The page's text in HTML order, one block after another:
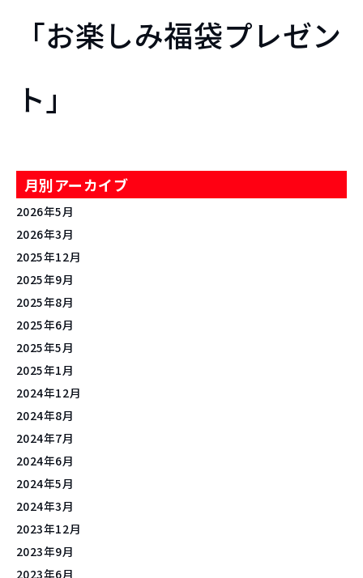
「お楽しみ福袋プレゼン
ト」
月別アーカイブ
2026年5月
2026年3月
2025年12月
2025年9月
2025年8月
2025年6月
2025年5月
2025年1月
2024年12月
2024年8月
2024年7月
2024年6月
2024年5月
2024年3月
2023年12月
2023年9月
2023年6月